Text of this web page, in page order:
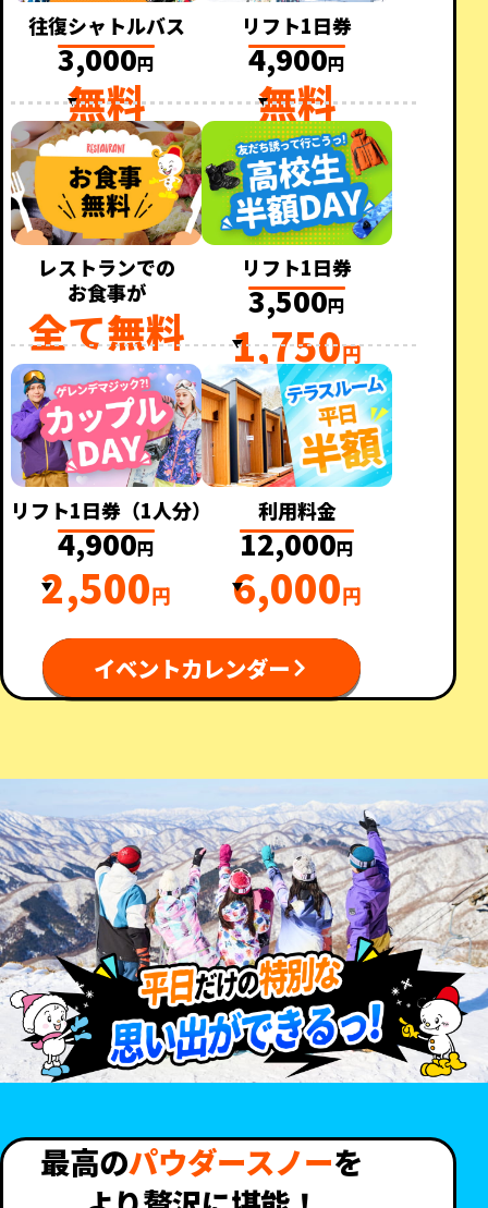
往復シャトルバス
3,000円
無料
リフト1日券
4,900円
無料
レストランでの
お食事が
全て無料
リフト1日券
3,500円
1,750円
リフト1日券（1人分）
4,900円
2,500円
利用料金
12,000円
6,000円
イベントカレンダー
最高のパウダースノーを